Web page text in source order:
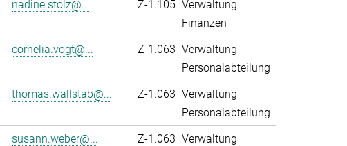
nadine.stolz@... Z-1.105 Verwaltung
Finanzen
cornelia.vogt@... Z-1.063 Verwaltung
Personalabteilung
thomas.wallstab@... Z-1.063 Verwaltung
Personalabteilung
susann.weber@... Z-1.063 Verwaltung